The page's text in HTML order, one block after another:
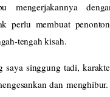
mengerjakannya
perlu membuat
tengah kisah.
saya singgung tadi,
dan